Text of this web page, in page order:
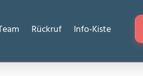
Rückruf Info-Kiste